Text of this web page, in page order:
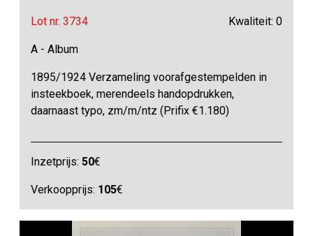
Lot nr. 3734 Kwaliteit: 0
A - Album
1895/1924 Verzameling voorafgestempelden in
insteekboek, merendeels handopdrukken,
daarnaast typo, zm/m/ntz (Prifix €1.180)
Inzetprijs:50€
Verkoopprijs: 105€